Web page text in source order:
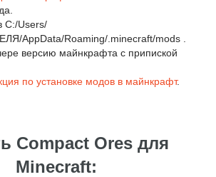
C:/Users/
AppData/Roaming/.minecraft/mods .
версию майнкрафта с припиской
по установке модов в майнкрафт.
Compact Ores для
Minecraft: